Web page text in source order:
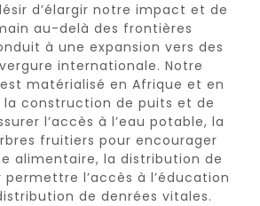
d’élargir notre impact et de
au-delà des frontières
à une expansion vers des
internationale. Notre
matérialisé en Afrique et en
la construction de puits et de
l’accès à l’eau potable, la
fruitiers pour encourager
alimentaire, la distribution de
l’accès à l’éducation
de denrées vitales.